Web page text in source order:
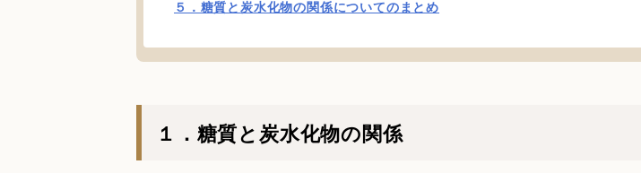
５．糖質と炭水化物の関係についてのまとめ
１．糖質と炭水化物の関係